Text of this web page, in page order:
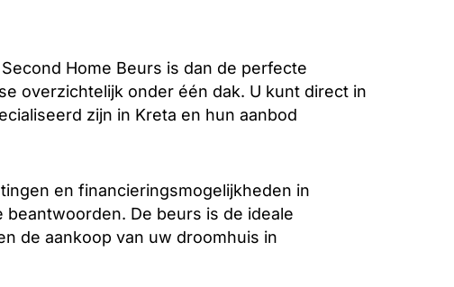
Home Beurs is dan de perfecte
overzichtelijk onder één dak. U kunt direct in
zijn in Kreta en hun aanbod
en financieringsmogelijkheden in
beantwoorden. De beurs is de ideale
de aankoop van uw droomhuis in